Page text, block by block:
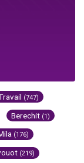
(747)
Berechit (1)
(176)
(219)